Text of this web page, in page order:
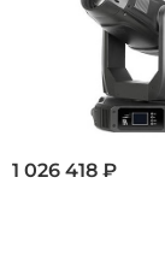
1 026 418 ₽